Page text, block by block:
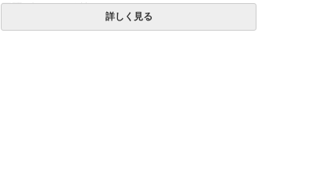
四隅ゴムバンド付き
詳しく見る